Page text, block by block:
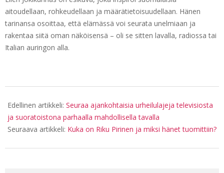
aitoudellaan, rohkeudellaan ja määrätietoisuudellaan. Hänen
tarinansa osoittaa, että elämässä voi seurata unelmiaan ja
rakentaa siitä oman näköisensä – oli se sitten lavalla, radiossa tai
Italian auringon alla.
06-
21
Edellinen artikkeli: Seuraa ajankohtaisia urheilulajeja televisiosta
ja suoratoistona parhaalla mahdollisella tavalla
Seuraava artikkeli: Kuka on Riku Pirinen ja miksi hänet tuomittiin?